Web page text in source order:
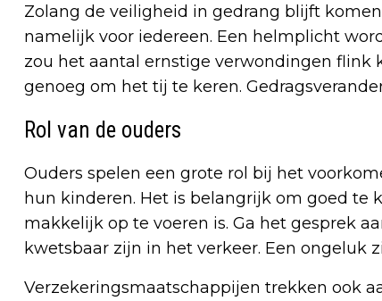
Zolang de veiligheid in gedrang blijft
namelijk voor iedereen. Een helmplicht
zou het aantal ernstige verwondingen flink
genoeg om het tij te keren.
Rol van de ouders
Ouders spelen een grote rol bij het
hun kinderen. Het is belangrijk om goed te
makkelijk op te voeren is. Ga het gesprek
kwetsbaar zijn in het verkeer. Een ongeluk
Verzekeringsmaatschappijen trekken ook